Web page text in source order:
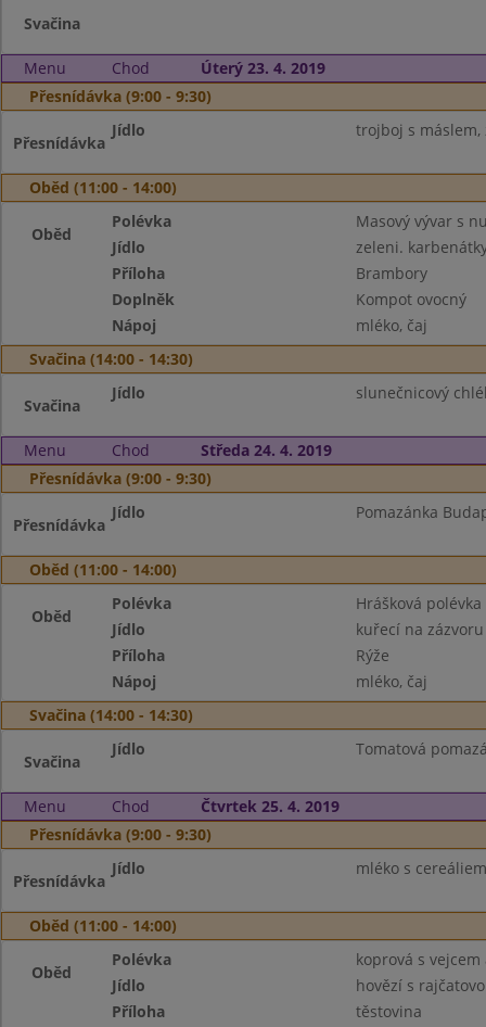
Svačina
Menu Chod
Úterý 23. 4. 2019
Přesnídávka (9:00 - 9:30)
Přesnídávka
Jídlo trojboj s máslem,
Oběd (11:00 - 14:00)
Oběd
Polévka
Masový vývar s
Jídlo
zeleni.
Příloha
Brambory
Doplněk
Kompot ovocný
Nápoj
mléko, čaj
Svačina (14:00 - 14:30)
Svačina
Jídlo slunečnicový
Menu Chod
Středa 24. 4. 2019
Přesnídávka (9:00 - 9:30)
Přesnídávka
Jídlo Pomazánka
Oběd (11:00 - 14:00)
Oběd
Polévka
Hrášková
Jídlo
kuřecí na zázvoru
Příloha
Rýže
Nápoj
mléko, čaj
Svačina (14:00 - 14:30)
Svačina
Jídlo Tomatová
Menu Chod
Čtvrtek 25. 4. 2019
Přesnídávka (9:00 - 9:30)
Přesnídávka
Jídlo mléko s
Oběd (11:00 - 14:00)
Oběd
Polévka
koprová s
Jídlo
hovězí s
Příloha
těstovina